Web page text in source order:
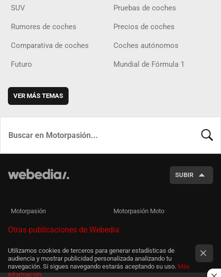
SUV Pruebas de coches
Rumores de coches Precios de coches
Comparativa de coches Coches autónomos
Futuro Mundial de Fórmula 1
VER MÁS TEMAS
SUBIR
Motorpasión Motorpasión Moto
Otras publicaciones de Webedia
Utilizamos cookies de terceros para generar estadísticas de
audiencia y mostrar publicidad personalizada analizando tu
navegación. Si sigues navegando estarás aceptando su uso. Más
información